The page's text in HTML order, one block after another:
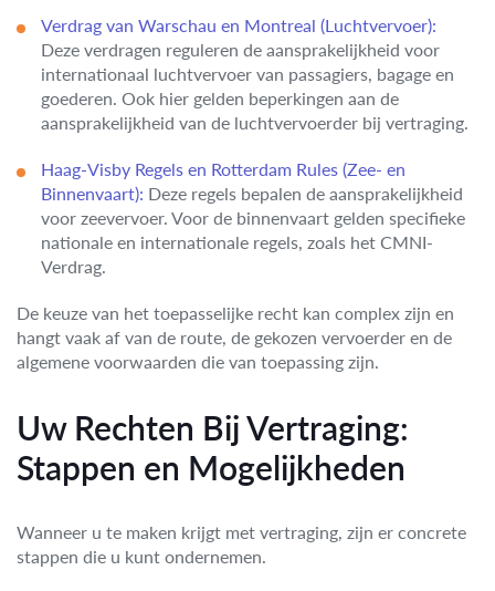
Verdrag van Warschau en Montreal (Luchtvervoer):
Deze verdragen reguleren de aansprakelijkheid voor
internationaal luchtvervoer van passagiers, bagage en
goederen. Ook hier gelden beperkingen aan de
aansprakelijkheid van de luchtvervoerder bij vertraging.
Haag-Visby Regels en Rotterdam Rules (Zee- en
Binnenvaart): Deze regels bepalen de aansprakelijkheid
voor zeevervoer. Voor de binnenvaart gelden specifieke
nationale en internationale regels, zoals het CMNI-
Verdrag.
De keuze van het toepasselijke recht kan complex zijn en
hangt vaak af van de route, de gekozen vervoerder en de
algemene voorwaarden die van toepassing zijn.
Uw Rechten Bij Vertraging:
Stappen en Mogelijkheden
Wanneer u te maken krijgt met vertraging, zijn er concrete
stappen die u kunt ondernemen.